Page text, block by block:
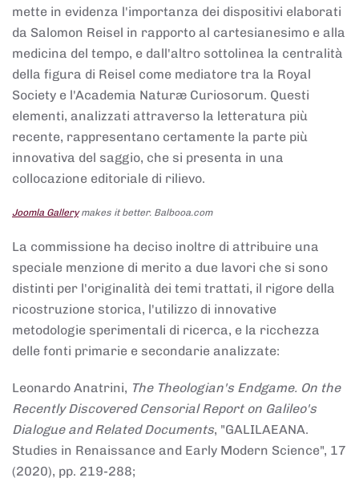
mette in evidenza l'importanza dei dispositivi elaborati
da Salomon Reisel in rapporto al cartesianesimo e alla
medicina del tempo, e dall'altro sottolinea la centralità
della figura di Reisel come mediatore tra la Royal
Society e l'Academia Naturæ Curiosorum. Questi
elementi, analizzati attraverso la letteratura più
recente, rappresentano certamente la parte più
innovativa del saggio, che si presenta in una
collocazione editoriale di rilievo.
Joomla Gallerymakes it better. Balbooa.com
La commissione ha deciso inoltre di attribuire una
speciale menzione di merito a due lavori che si sono
distinti per l'originalità dei temi trattati, il rigore della
ricostruzione storica, l'utilizzo di innovative
metodologie sperimentali di ricerca, e la ricchezza
delle fonti primarie e secondarie analizzate:
Leonardo Anatrini, The Theologian's Endgame. On the
Recently Discovered Censorial Report on Galileo's
Dialogue and Related Documents, "GALILAEANA.
Studies in Renaissance and Early Modern Science", 17
(2020), pp. 219-288;